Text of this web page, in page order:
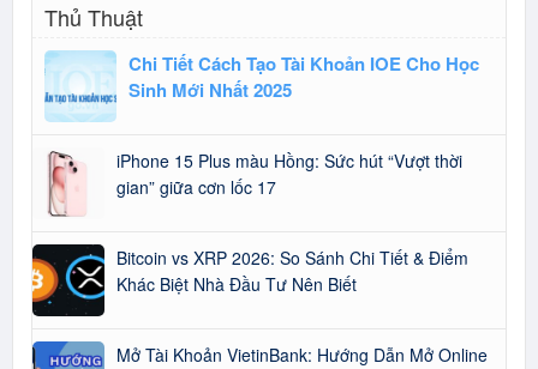
Thủ Thuật
Chi Tiết Cách Tạo Tài Khoản IOE Cho Học
Sinh Mới Nhất 2025
iPhone 15 Plus màu Hồng: Sức hút “Vượt thời
gian” giữa cơn lốc 17
Bitcoin vs XRP 2026: So Sánh Chi Tiết & Điểm
Khác Biệt Nhà Đầu Tư Nên Biết
Mở Tài Khoản VietinBank: Hướng Dẫn Mở Online